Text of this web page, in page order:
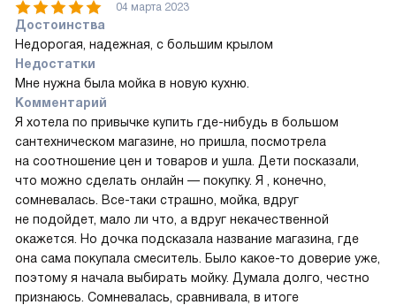
04 марта 2023
Достоинства
Недорогая, надежная, с большим крылом
Недостатки
Мне нужна была мойка в новую кухню.
Комментарий
Я хотела по привычке купить где-нибудь в большом
сантехническом магазине, но пришла, посмотрела
на соотношение цен и товаров и ушла. Дети посказали,
что можно сделать онлайн — покупку. Я , конечно,
сомневалась. Все-таки страшно, мойка, вдруг
не подойдет, мало ли что, а вдруг некачественной
окажется. Но дочка подсказала название магазина, где
она сама покупала смеситель. Было какое-то доверие уже,
поэтому я начала выбирать мойку. Думала долго, честно
признаюсь. Сомневалась, сравнивала, в итоге